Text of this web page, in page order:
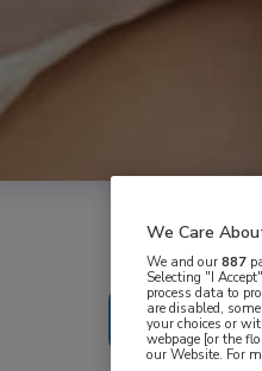
We Care
We and our887
Selecting "I
process data to
are disabled,
your choices or
webpage [or the
our Website. For